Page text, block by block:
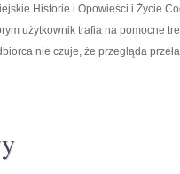
Historie i Opowieści i Życie
użytkownik trafia na pomocne
nie czuje, że przegląda